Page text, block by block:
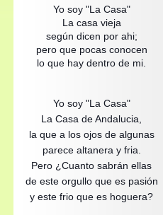
Yo soy "La Casa"
La casa vieja
según dicen por ahi;
pero que pocas conocen
lo que hay dentro de mi.
Yo soy "La Casa"
La Casa de Andalucia,
la que a los ojos de algunas
parece altanera y fria.
Pero ¿Cuanto sabrán ellas
de este orgullo que es pasión
y este frio que es hoguera?